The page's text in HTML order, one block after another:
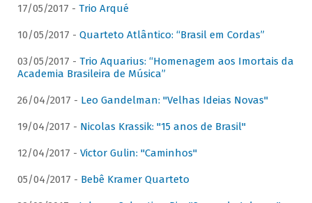
17/05/2017 - Trio Arqué
10/05/2017 - Quarteto Atlântico: “Brasil em Cordas”
03/05/2017 - Trio Aquarius: “Homenagem aos Imortais da
Academia Brasileira de Música”
26/04/2017 - Leo Gandelman: "Velhas Ideias Novas"
19/04/2017 - Nicolas Krassik: "15 anos de Brasil"
12/04/2017 - Victor Gulin: "Caminhos"
05/04/2017 - Bebê Kramer Quarteto